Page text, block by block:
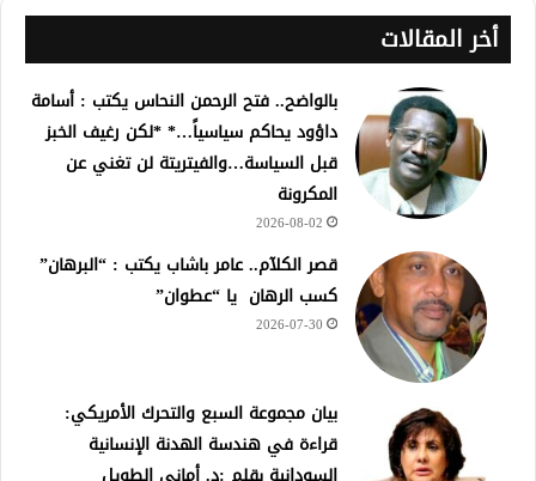
أخر المقالات
بالواضح.. فتح الرحمن النحاس يكتب : أسامة
داؤود يحاكم سياسياً…* *لكن رغيف الخبز
قبل السياسة…والفيتريتة لن تغني عن
المكرونة
2026-08-02
قصر الكلآم.. عامر باشاب يكتب : “البرهان”
كسب الرهان يا “عطوان”
2026-07-30
بيان مجموعة السبع والتحرك الأمريكي:
قراءة في هندسة الهدنة الإنسانية